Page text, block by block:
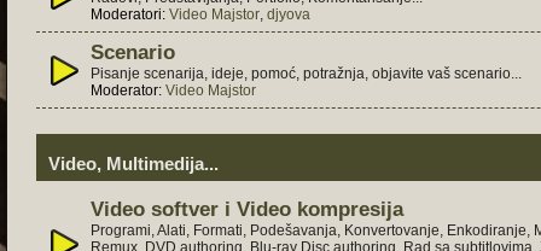
Moderatori: Video Majstor, djyova
Scenario
Pisanje scenarija, ideje, pomoć, potražnja, objavite vaš scenario...
Moderator: Video Majstor
Video, Multimedija...
Video softver i Video kompresija
Programi, Alati, Formati, Podešavanja, Konvertovanje, Enkodiranje,
Remux, DVD authoring, Blu-ray Disc authoring, Rad sa subtitlovima,